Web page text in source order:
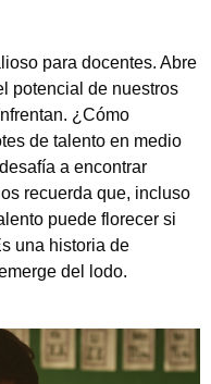
para docentes. Abre
potencial de nuestros
¿Cómo
de talento en medio
a encontrar
recuerda que, incluso
puede florecer si
una historia de
del lodo.